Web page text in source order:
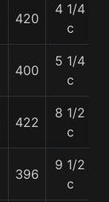
420
4 1/4
c
400
5 1/4
c
422
8 1/2
c
396
9 1/2
c